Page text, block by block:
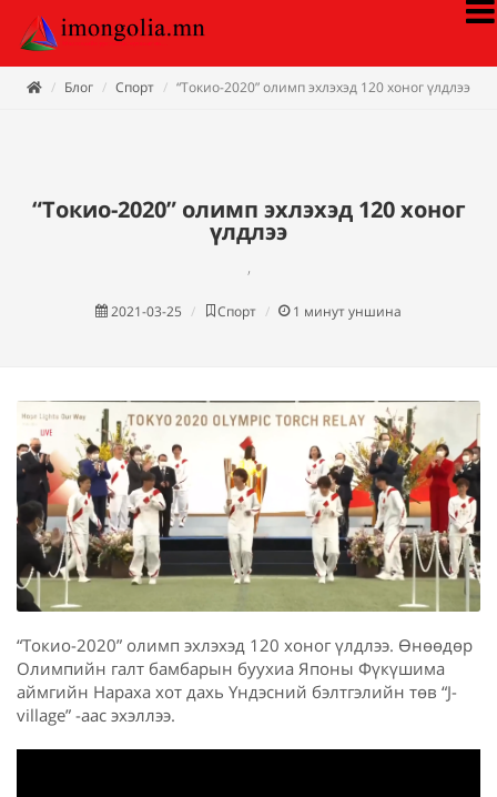
Блог Спорт “Токио-2020” олимп эхлэхэд 120 хоног үлдлээ
“Токио-2020” олимп эхлэхэд 120 хоног
үлдлээ
,
2021-03-25 Спорт 1 минут уншина
“Токио-2020” олимп эхлэхэд 120 хоног үлдлээ. Өнөөдөр
Олимпийн галт бамбарын буухиа Японы Фүкүшима
аймгийн Нараха хот дахь Үндэсний бэлтгэлийн төв “J-
village” -аас эхэллээ.